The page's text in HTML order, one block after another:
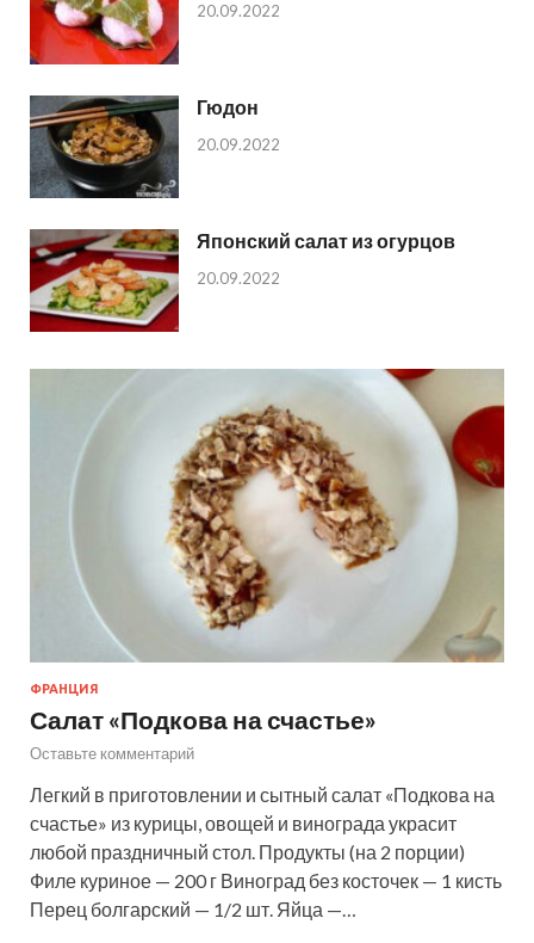
20.09.2022
Гюдон
20.09.2022
Японский салат из огурцов
20.09.2022
ФРАНЦИЯ
Салат «Подкова на счастье»
Оставьте комментарий
Легкий в приготовлении и сытный салат «Подкова на
счастье» из курицы, овощей и винограда украсит
любой праздничный стол. Продукты (на 2 порции)
Филе куриное — 200 г Виноград без косточек — 1 кисть
Перец болгарский — 1/2 шт. Яйца —…